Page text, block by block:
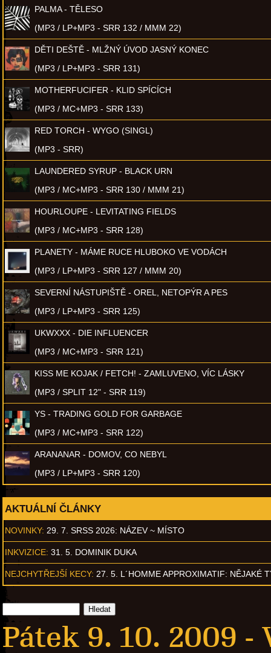
PALMA - TĚLESO
(MP3 / LP+MP3 - SRR 132 / MMM 22)
DĚTI DEŠTĚ - MLŽNÝ ÚVOD JASNÝ KONEC
(MP3 / LP+MP3 - SRR 131)
MOTHERFUCIFER - KLID SPÍCÍCH
(MP3 / MC+MP3 - SRR 133)
RED TORCH - WYGO (SINGL)
(MP3 - SRR)
LAUNDERED SYRUP - BLACK URN
(MP3 / MC+MP3 - SRR 130 / MMM 21)
HOURLOUPE - LEVITATING FIELDS
(MP3 / MC+MP3 - SRR 128)
PLANETY - MÁME RUCE HLUBOKO VE VODÁCH
(MP3 / LP+MP3 - SRR 127 / MMM 20)
SEVERNÍ NÁSTUPIŠTĚ - OREL, NETOPÝR A PES
(MP3 / LP+MP3 - SRR 125)
UKWXXX - DIE INFLUENCER
(MP3 / MC+MP3 - SRR 121)
KISS ME KOJAK / FETCH! - ZAMLUVENO, VÍC LÁSKY
(MP3 / SPLIT 12" - SRR 119)
YS - TRADING GOLD FOR GARBAGE
(MP3 / MC+MP3 - SRR 122)
ARANANAR - DOMOV, CO NEBYL
(MP3 / LP+MP3 - SRR 120)
AKTUÁLNÍ ČLÁNKY
NOVINKY: 29. 7. SRSS 2026: NÁZEV ~ MÍSTO
INKVIZICE: 31. 5. DOMINIK DUKA
NEJCHYTŘEJŠÍ KECY: 27. 5. L´HOMME APPROXIMATIF: NĚJAKÉ
Pátek 9. 10. 2009 -